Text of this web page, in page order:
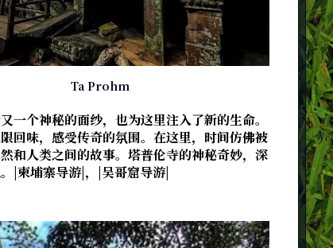
Ta Prohm
个神秘的面纱，也为这里注入了新的生命。
回味，感受传奇的氛围。在这里，时间仿佛被
和人类之间的故事。塔普伦寺的神秘奇妙，深
|柬埔寨导游|，|吴哥窟导游|